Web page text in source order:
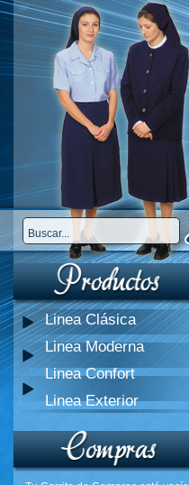
Linea Clásica
Linea Moderna
Linea Confort
Linea Exterior